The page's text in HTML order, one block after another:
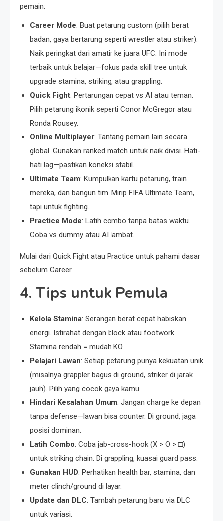
pemain:
Career Mode: Buat petarung custom (pilih berat
badan, gaya bertarung seperti wrestler atau striker).
Naik peringkat dari amatir ke juara UFC. Ini mode
terbaik untuk belajar—fokus pada skill tree untuk
upgrade stamina, striking, atau grappling.
Quick Fight: Pertarungan cepat vs AI atau teman.
Pilih petarung ikonik seperti Conor McGregor atau
Ronda Rousey.
Online Multiplayer: Tantang pemain lain secara
global. Gunakan ranked match untuk naik divisi. Hati-
hati lag—pastikan koneksi stabil.
Ultimate Team: Kumpulkan kartu petarung, train
mereka, dan bangun tim. Mirip FIFA Ultimate Team,
tapi untuk fighting.
Practice Mode: Latih combo tanpa batas waktu.
Coba vs dummy atau AI lambat.
Mulai dari Quick Fight atau Practice untuk pahami dasar
sebelum Career.
4. Tips untuk Pemula
Kelola Stamina: Serangan berat cepat habiskan
energi. Istirahat dengan block atau footwork.
Stamina rendah = mudah KO.
Pelajari Lawan: Setiap petarung punya kekuatan unik
(misalnya grappler bagus di ground, striker di jarak
jauh). Pilih yang cocok gaya kamu.
Hindari Kesalahan Umum: Jangan charge ke depan
tanpa defense—lawan bisa counter. Di ground, jaga
posisi dominan.
Latih Combo: Coba jab-cross-hook (X > O > □)
untuk striking chain. Di grappling, kuasai guard pass.
Gunakan HUD: Perhatikan health bar, stamina, dan
meter clinch/ground di layar.
Update dan DLC: Tambah petarung baru via DLC
untuk variasi.